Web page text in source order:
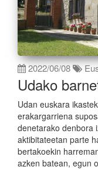
2022/06/08
Udako
Udan euskara
erakargarriena
denetarako denbora
aktibitateetan parte
bertakoekin
azken batean, egun